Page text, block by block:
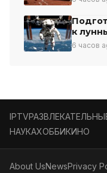
к
6 часов
IPTV
НАУКАХОББИКИНО
About UsNewsPrivacy